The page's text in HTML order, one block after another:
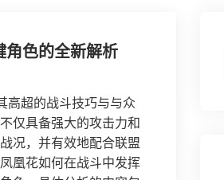
角色的全新解析
高超的战斗技巧与与众
仅具备强大的攻击力和
况，并有效地配合联盟
凰花如何在战斗中发挥